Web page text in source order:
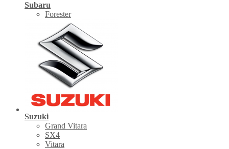
Subaru
Forester
Suzuki
Grand Vitara
SX4
Vitara